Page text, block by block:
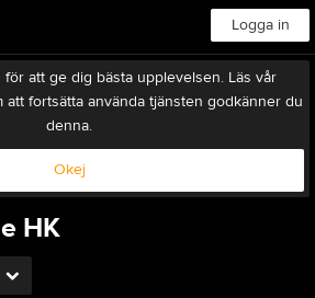
Logga in
att ge dig bästa upplevelsen. Läs vår
att fortsätta använda tjänsten godkänner du
denna.
Okej
HK